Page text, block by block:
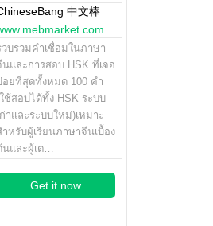
中文棒
วบรวมคำเชื่อมในภาษา
นและการสอบ HSK ที่เจอ
อยที่สุดทั้งหมด 100 คำ
ช้สอบได้ทั้ง HSK ระบบ
ก่าและระบบใหม่)เหมาะ
ำหรับผู้เรียนภาษาจีนเบื้อง
นและผู้เต…
Get it now